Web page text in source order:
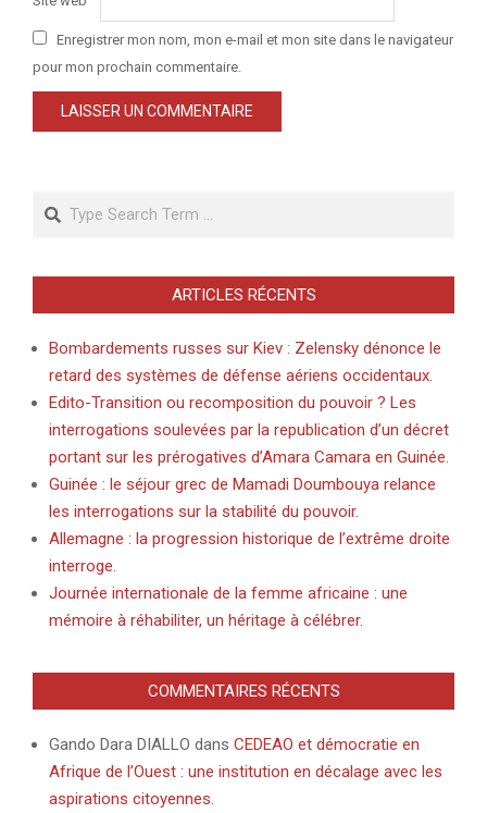
Enregistrer mon nom, mon e-mail et mon site dans le navigateur
pour mon prochain commentaire.
ARTICLES RÉCENTS
Bombardements russes sur Kiev : Zelensky dénonce le
retard des systèmes de défense aériens occidentaux.
Edito-Transition ou recomposition du pouvoir ? Les
interrogations soulevées par la republication d’un décret
portant sur les prérogatives d’Amara Camara en Guinée.
Guinée : le séjour grec de Mamadi Doumbouya relance
les interrogations sur la stabilité du pouvoir.
Allemagne : la progression historique de l’extrême droite
interroge.
Journée internationale de la femme africaine : une
mémoire à réhabiliter, un héritage à célébrer.
COMMENTAIRES RÉCENTS
Gando Dara DIALLO dans CEDEAO et démocratie en
Afrique de l’Ouest : une institution en décalage avec les
aspirations citoyennes.